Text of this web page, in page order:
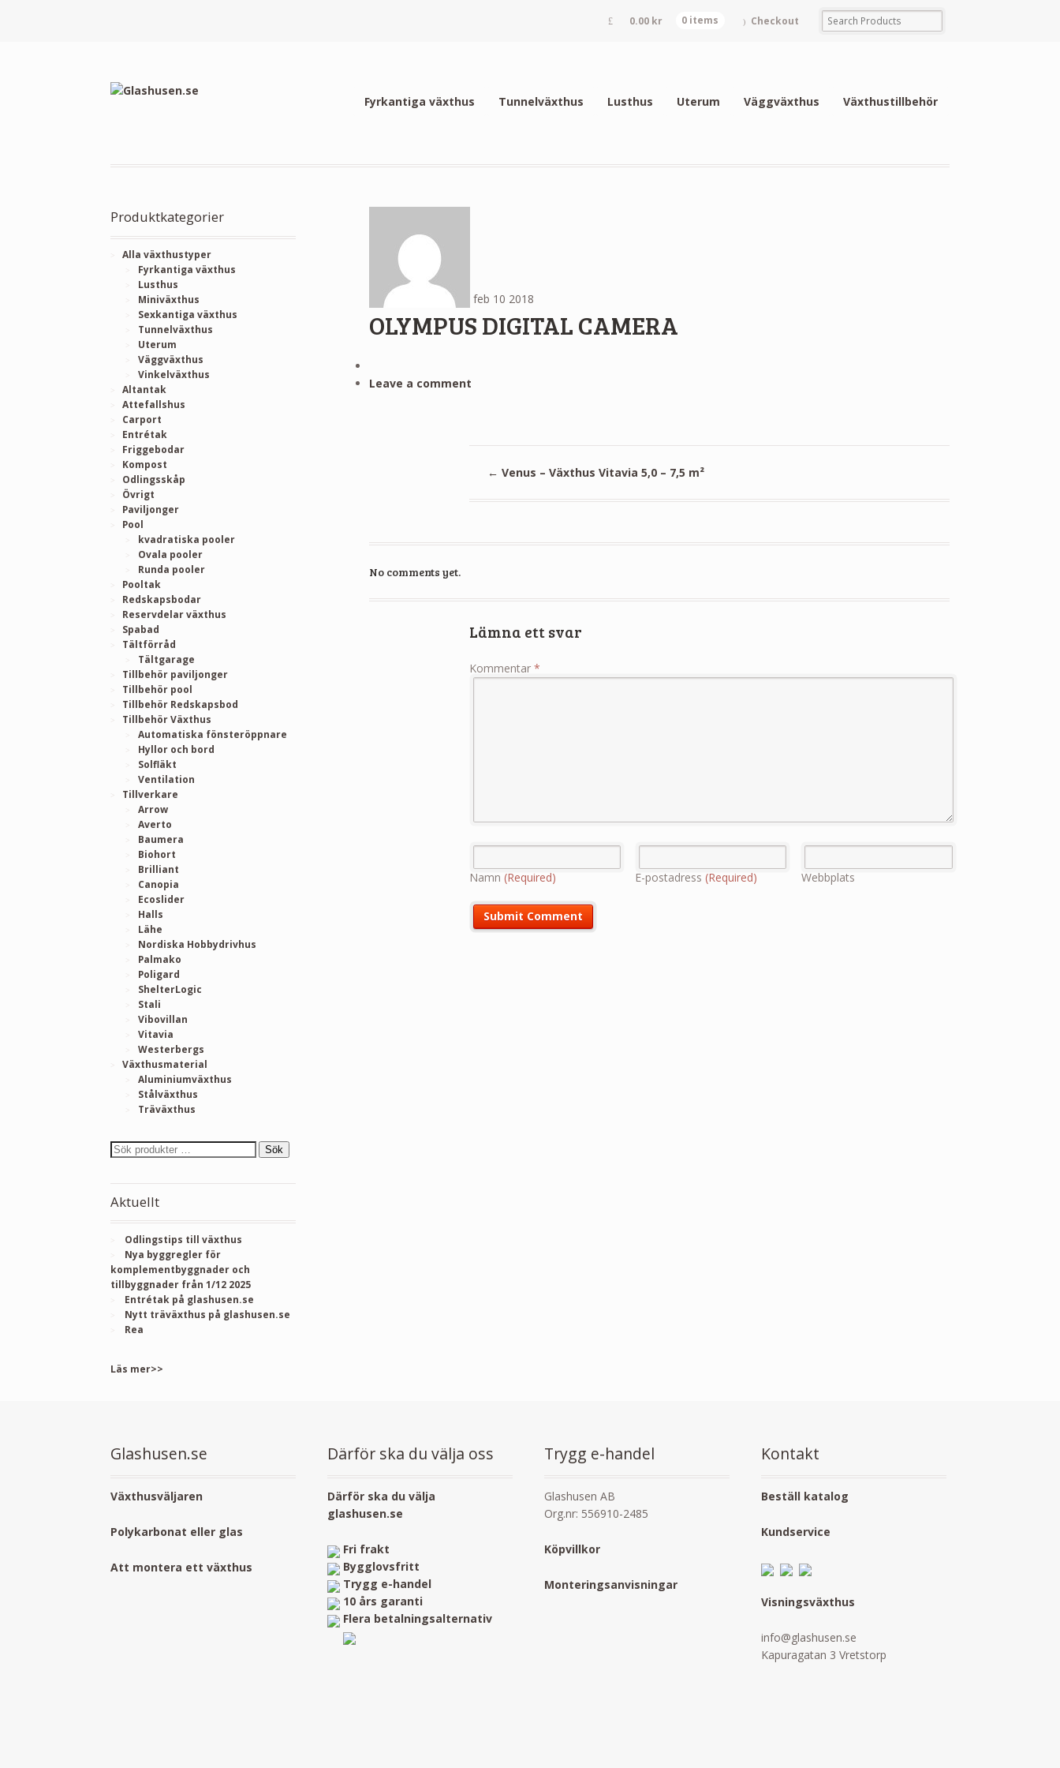
0.00 kr 0 items Checkout
Fyrkantiga växthus Tunnelväxthus Lusthus Uterum Väggväxthus Växthustillbehör
feb 10 2018
OLYMPUS DIGITAL CAMERA
Leave a comment
← Venus – Växthus Vitavia 5,0 – 7,5 m²
No comments yet.
Lämna ett svar
Kommentar*
Namn(Required) E-postadress(Required) Webbplats
Produktkategorier
Alla växthustyper
Fyrkantiga växthus
Lusthus
Miniväxthus
Sexkantiga växthus
Tunnelväxthus
Uterum
Väggväxthus
Vinkelväxthus
Altantak
Attefallshus
Carport
Entrétak
Friggebodar
Kompost
Odlingsskåp
Övrigt
Paviljonger
Pool
kvadratiska pooler
Ovala pooler
Runda pooler
Pooltak
Redskapsbodar
Reservdelar växthus
Spabad
Tältförråd
Tältgarage
Tillbehör paviljonger
Tillbehör pool
Tillbehör Redskapsbod
Tillbehör Växthus
Automatiska fönsteröppnare
Hyllor och bord
Solfläkt
Ventilation
Tillverkare
Arrow
Averto
Baumera
Biohort
Brilliant
Canopia
Ecoslider
Halls
Lähe
Nordiska Hobbydrivhus
Palmako
Poligard
ShelterLogic
Stali
Vibovillan
Vitavia
Westerbergs
Växthusmaterial
Aluminiumväxthus
Stålväxthus
Träväxthus
Sök
Aktuellt
Odlingstips till växthus
Nya byggregler för
komplementbyggnader och
tillbyggnader från 1/12 2025
Entrétak på glashusen.se
Nytt träväxthus på glashusen.se
Rea
Läs mer>>
Glashusen.se
Växthusväljaren
Polykarbonat eller glas
Att montera ett växthus
Därför ska du välja oss
Därför ska du välja
glashusen.se
Fri frakt
Bygglovsfritt
Trygg e-handel
10 års garanti
Flera betalningsalternativ
Trygg e-handel
Glashusen AB
Org.nr: 556910-2485
Köpvillkor
Monteringsanvisningar
Kontakt
Beställ katalog
Kundservice
Visningsväxthus
info@glashusen.se
Kapuragatan 3 Vretstorp